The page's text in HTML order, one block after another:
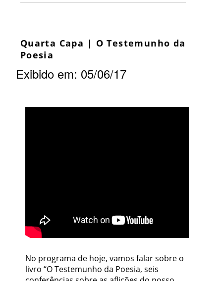
Quarta Capa | O Testemunho da
Poesia
Exibido em: 05/06/17
No programa de hoje, vamos falar sobre o
livro “O Testemunho da Poesia, seis